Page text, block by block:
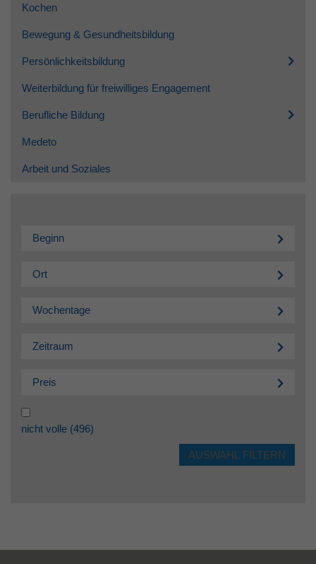
Kochen
Bewegung & Gesundheitsbildung
Persönlichkeitsbildung
Weiterbildung für freiwilliges Engagement
Berufliche Bildung
Medeto
Arbeit und Soziales
Beginn
Ort
Wochentage
Zeitraum
Preis
nicht volle (496)